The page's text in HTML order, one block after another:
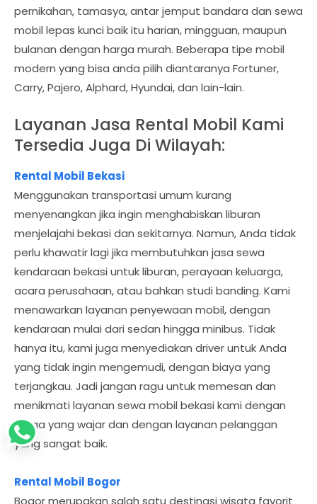
pernikahan, tamasya, antar jemput bandara dan sewa
mobil lepas kunci baik itu harian, mingguan, maupun
bulanan dengan harga murah. Beberapa tipe mobil
modern yang bisa anda pilih diantaranya Fortuner,
Carry, Pajero, Alphard, Hyundai, dan lain-lain.
Layanan Jasa Rental Mobil Kami
Tersedia Juga Di Wilayah:
Rental Mobil Bekasi
Menggunakan transportasi umum kurang
menyenangkan jika ingin menghabiskan liburan
menjelajahi bekasi dan sekitarnya. Namun, Anda tidak
perlu khawatir lagi jika membutuhkan jasa sewa
kendaraan bekasi untuk liburan, perayaan keluarga,
acara perusahaan, atau bahkan studi banding. Kami
menawarkan layanan penyewaan mobil, dengan
kendaraan mulai dari sedan hingga minibus. Tidak
hanya itu, kami juga menyediakan driver untuk Anda
yang tidak ingin mengemudi, dengan biaya yang
terjangkau. Jadi jangan ragu untuk memesan dan
menikmati layanan sewa mobil bekasi kami dengan
harga yang wajar dan dengan layanan pelanggan
yang sangat baik.
Rental Mobil Bogor
Bogor merupakan salah satu destinasi wisata favorit